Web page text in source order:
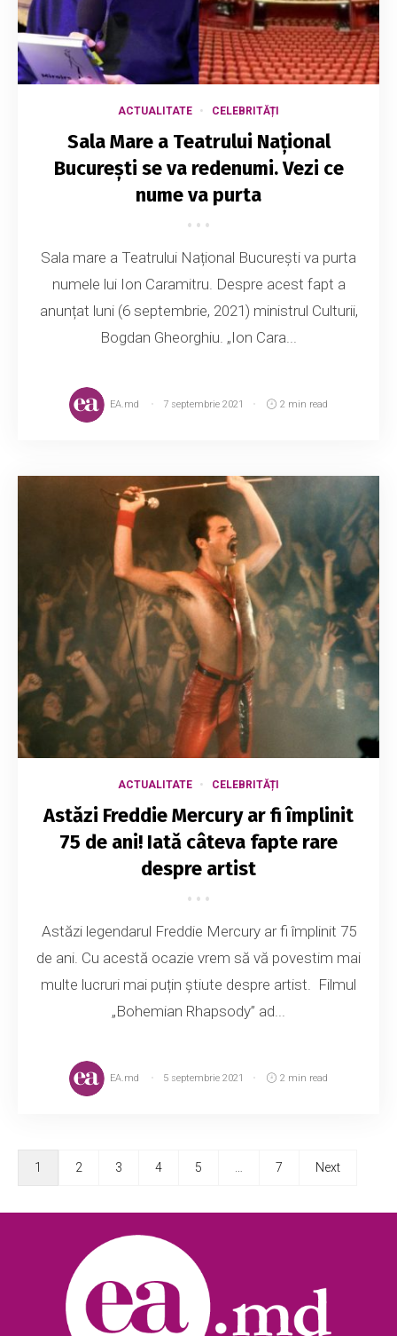
ACTUALITATE CELEBRITĂȚI
Sala Mare a Teatrului Naţional
Bucureşti se va redenumi. Vezi ce
nume va purta
Sala mare a Teatrului Național București va purta
numele lui Ion Caramitru. Despre acest fapt a
anunțat luni (6 septembrie, 2021) ministrul Culturii,
Bogdan Gheorghiu. „Ion Cara...
EA.md 7 septembrie 2021 2 min read
ACTUALITATE CELEBRITĂȚI
Astăzi Freddie Mercury ar fi împlinit
75 de ani! Iată câteva fapte rare
despre artist
Astăzi legendarul Freddie Mercury ar fi împlinit 75
de ani. Cu acestă ocazie vrem să vă povestim mai
multe lucruri mai puțin știute despre artist. Filmul
„Bohemian Rhapsody” ad...
EA.md 5 septembrie 2021 2 min read
1 2 3 4 5 7 Next